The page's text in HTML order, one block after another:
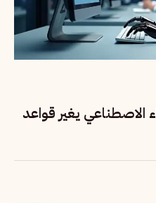
الاصطناعي يغير قواعد